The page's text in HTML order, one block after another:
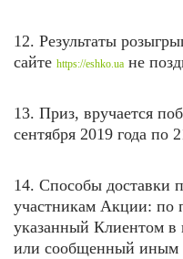
12. Результаты
сайте https://eshko.ua не
13. Приз, вручается
сентября 2019 года по
14. Способы доставки
участникам Акции: по
указанный Клиентом в
или сообщенный иным